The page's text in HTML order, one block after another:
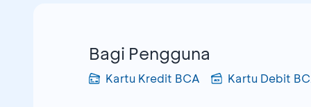
Bagi Pengguna
Kartu Kredit BCA Kartu Debit